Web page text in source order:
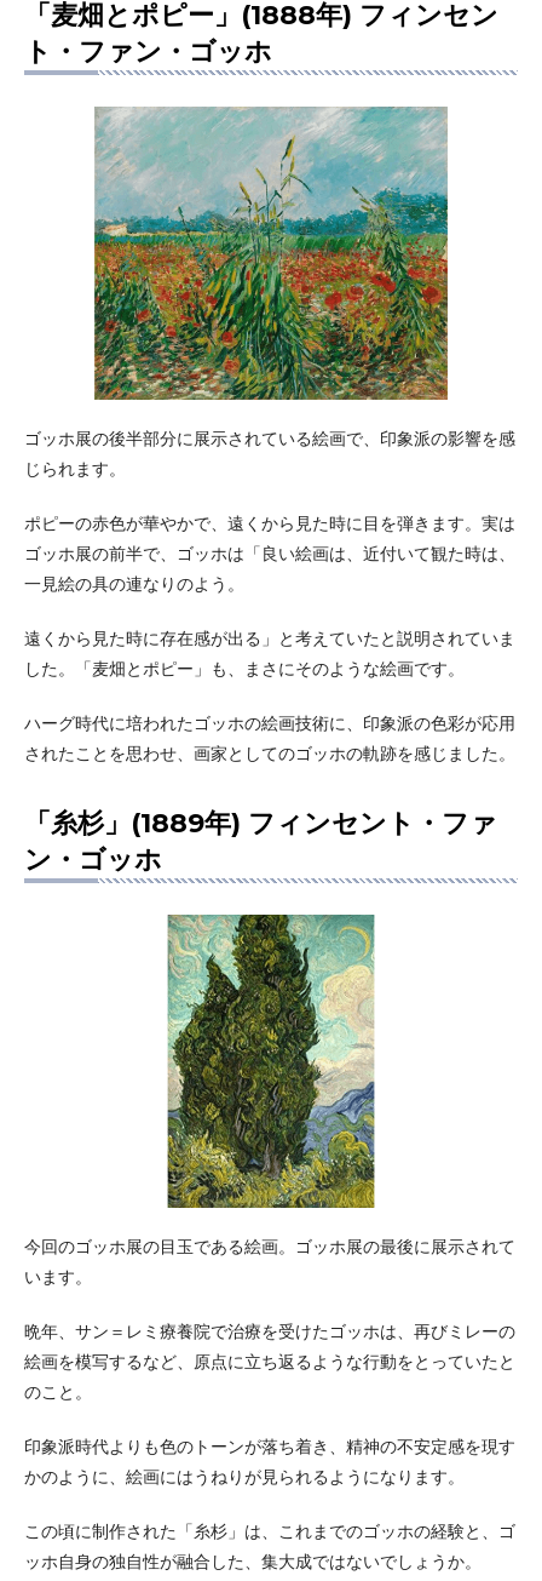
「麦畑とポピー」(1888年) フィンセン
ト・ファン・ゴッホ
ゴッホ展の後半部分に展示されている絵画で、印象派の影響を感
じられます。
ポピーの赤色が華やかで、遠くから見た時に目を弾きます。実は
ゴッホ展の前半で、ゴッホは「良い絵画は、近付いて観た時は、
一見絵の具の連なりのよう。
遠くから見た時に存在感が出る」と考えていたと説明されていま
した。「麦畑とポピー」も、まさにそのような絵画です。
ハーグ時代に培われたゴッホの絵画技術に、印象派の色彩が応用
されたことを思わせ、画家としてのゴッホの軌跡を感じました。
「糸杉」(1889年) フィンセント・ファ
ン・ゴッホ
今回のゴッホ展の目玉である絵画。ゴッホ展の最後に展示されて
います。
晩年、サン＝レミ療養院で治療を受けたゴッホは、再びミレーの
絵画を模写するなど、原点に立ち返るような行動をとっていたと
のこと。
印象派時代よりも色のトーンが落ち着き、精神の不安定感を現す
かのように、絵画にはうねりが見られるようになります。
この頃に制作された「糸杉」は、これまでのゴッホの経験と、ゴ
ッホ自身の独自性が融合した、集大成ではないでしょうか。